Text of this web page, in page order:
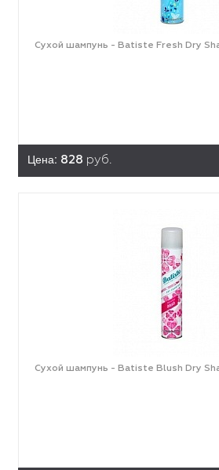
Сухой шампунь - Batiste Fresh Dry
Цена: 828 руб.
Сухой шампунь - Batiste Blush Dry